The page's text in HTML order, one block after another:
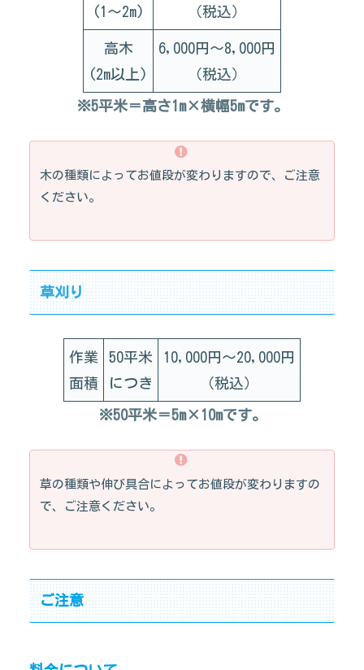
(1～2m) （税込）
高木
(2m以上)
6,000円～8,000円
（税込）
※5平米＝高さ1m×横幅5mです。
木の種類によってお値段が変わりますので、ご注意
ください。
草刈り
作業
面積
50平米
につき
10,000円～20,000円
（税込）
※50平米＝5m×10mです。
草の種類や伸び具合によってお値段が変わりますの
で、ご注意ください。
ご注意